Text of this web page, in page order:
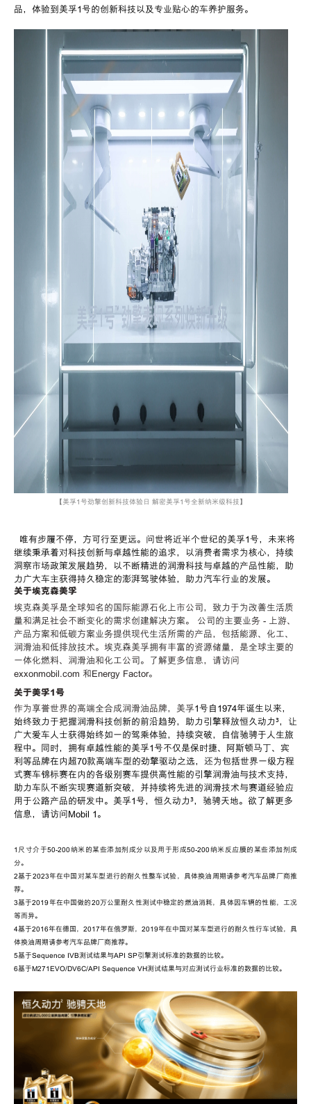
品，体验到美孚1号的创新科技以及专业贴心的车养护服务。
【美孚1 号劲擎创新科技体验日 解密美孚1号全新纳米级科技】
唯有步履不停，方可行至更远。问世将近半个世纪的美孚1号，未来将
继续秉承着对科技创新与卓越性能的追求，以消费者需求为核心，持续
洞察市场政策发展趋势，以不断精进的润滑科技与卓越的产品性能，助
力广大车主获得持久稳定的澎湃驾驶体验，助力汽车行业的发展。
关于埃克森美孚
埃克森美孚是全球知名的国际能源石化上市公司，致力于为改善生活质
量和满足社会不断变化的需求创建解决方案。 公司的主要业务 - 上游、
产品方案和低碳方案业务提供现代生活所需的产品，包括能源、化工、
润滑油和低排放技术。埃克森美孚拥有丰富的资源储量，是全球主要的
一体化燃料、润滑油和化工公司。了解更多信息，请访问
exxonmobil.com 和Energy Factor。
关于美孚1号
作为享誉世界的高端全合成润滑油品牌，美孚1号自 1974年诞生以来，
始终致力于把握润滑科技创新的前沿趋势，助力引擎释放恒久动力³，让
广大爱车人士获得始终如一的驾乘体验，持续突破，自信驰骋于人生旅
程中。同时，拥有卓越性能的美孚1号不仅是保时捷、阿斯顿马丁、宾
利等品牌在内超70款高端车型的劲擎驱动之选，还为包括世界一级方程
式赛车锦标赛在内的各级别赛车提供高性能的引擎润滑油与技术支持，
助力车队不断实现赛道新突破，并持续将先进的润滑技术与赛道经验应
用于公路产品的研发中。美孚1号，恒久动力³，驰骋天地。欲了解更多
信息，请访问 Mobil 1。
1 尺寸介于50-200纳米的某些添加剂成分以及用于形成50-200纳米反应膜的某些添加剂成
分。
2基于2023年在中国对某车型进行的耐久性整车试验，具体换油周期请参考汽车品牌厂商推
荐。
3基于2019年在中国做的20万公里耐久性测试中稳定的燃油消耗，具体因车辆的性能，工况
等而异。
4基于2016年在德国， 2017年在俄罗斯， 2019年在中国对某车型进行的耐久性行车试验，具
体换油周期请参考汽车品牌厂商推荐。
5基于Sequence IVB测试结果与API SP引擎测试标准的数据的比较。
6基于M271EVO/DV6C/API Sequence VH测试结果与对应测试行业标准的数据的比较。